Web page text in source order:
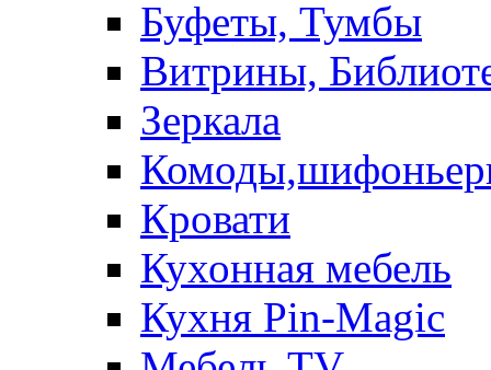
Буфеты, Тумбы
Витрины,
Зеркала
Кровати
Кухонная мебель
Кухня Pin-Magic